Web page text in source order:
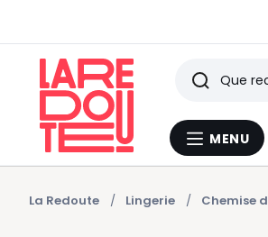
Menu
MENU
vus
La Redoute Lingerie Chemise